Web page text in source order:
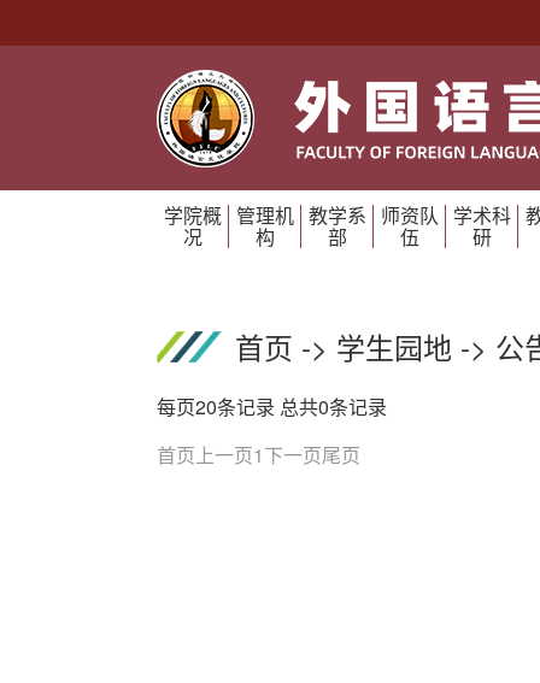
学院概
况
管理机
构
教学系
部
师资队
伍
学术科
研
首页 -> 学生园地 -> 公
每页20条记录 总共0条记录
首页 上一页1下一页尾页